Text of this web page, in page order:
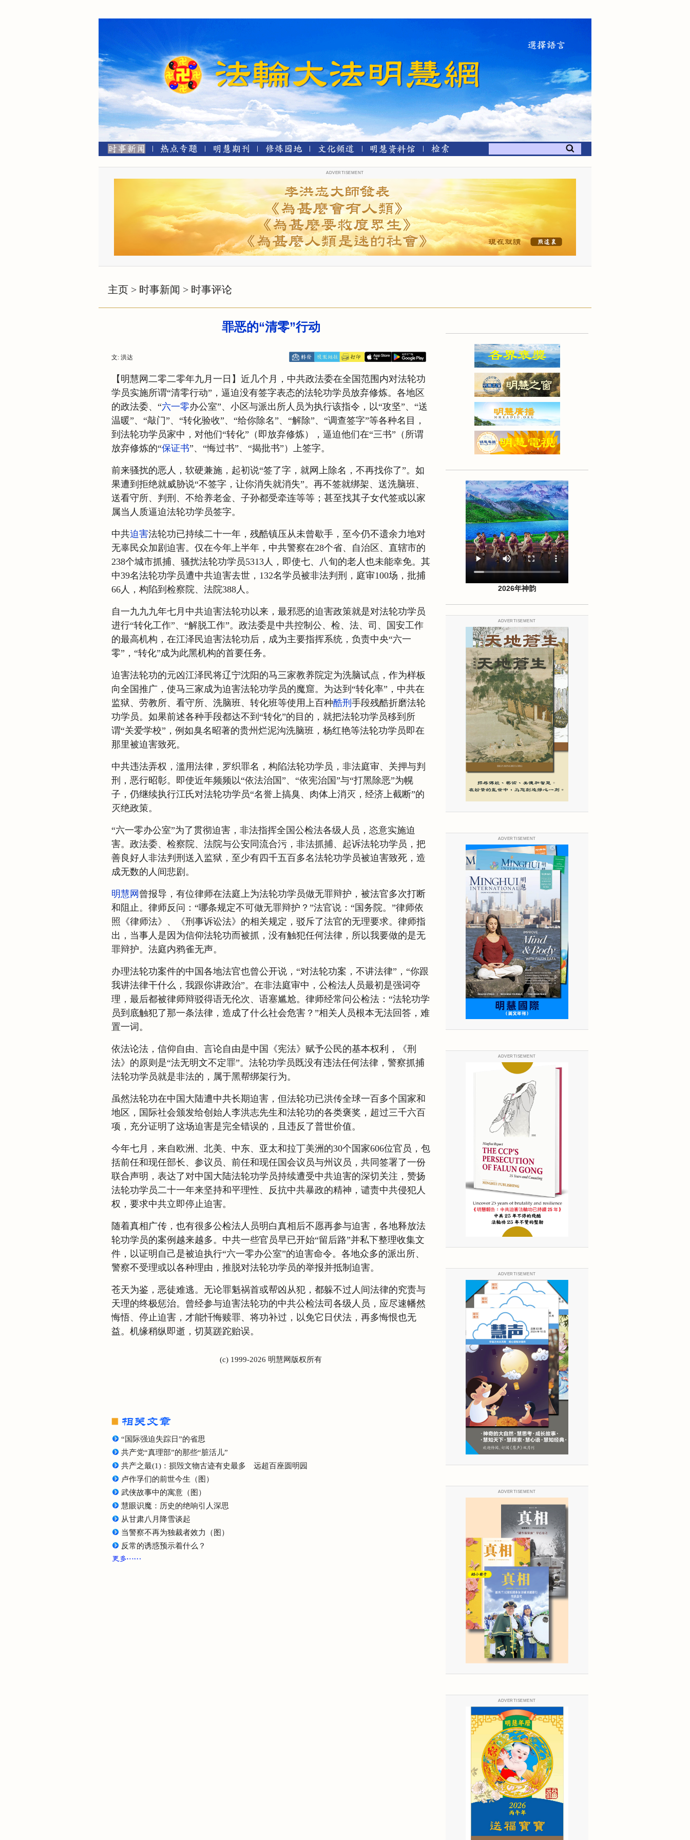
ADVERTISEMENT
主页 > 时事新闻 > 时事评论
罪恶的“清零”行动
文: 洪达
【明慧网二零二零年九月一日】近几个月，中共政法委在全国范围内对法轮功
学员实施所谓“清零行动”，逼迫没有签字表态的法轮功学员放弃修炼。各地区
的政法委、“六一零办公室”、小区与派出所人员为执行该指令，以“攻坚”、“送
温暖”、“敲门”、“转化验收”、“给你除名”、“解除”、“调查签字”等各种名目，
到法轮功学员家中，对他们“转化”（即放弃修炼），逼迫他们在“三书”（所谓
放弃修炼的“保证书”、“悔过书”、“揭批书”）上签字。
前来骚扰的恶人，软硬兼施，起初说“签了字，就网上除名，不再找你了”。如
果遭到拒绝就威胁说“不签字，让你消失就消失”。再不签就绑架、送洗脑班、
送看守所、判刑、不给养老金、子孙都受牵连等等；甚至找其子女代签或以家
属当人质逼迫法轮功学员签字。
中共迫害法轮功已持续二十一年，残酷镇压从未曾歇手，至今仍不遗余力地对
无辜民众加剧迫害。仅在今年上半年，中共警察在28个省、自治区、直辖市的
238个城市抓捕、骚扰法轮功学员5313人，即使七、八旬的老人也未能幸免。其
中39名法轮功学员遭中共迫害去世，132名学员被非法判刑，庭审100场，批捕
66人，构陷到检察院、法院388人。
自一九九九年七月中共迫害法轮功以来，最邪恶的迫害政策就是对法轮功学员
进行“转化工作”、“解脱工作”。政法委是中共控制公、检、法、司、国安工作
的最高机构，在江泽民迫害法轮功后，成为主要指挥系统，负责中央“六一
零”，“转化”成为此黑机构的首要任务。
迫害法轮功的元凶江泽民将辽宁沈阳的马三家教养院定为洗脑试点，作为样板
向全国推广，使马三家成为迫害法轮功学员的魔窟。为达到“转化率”，中共在
监狱、劳教所、看守所、洗脑班、转化班等使用上百种酷刑 手段残酷折磨法轮
功学员。如果前述各种手段都达不到“转化”的目的，就把法轮功学员移到所
谓“关爱学校”，例如臭名昭著的贵州烂泥沟洗脑班，杨红艳等法轮功学员即在
那里被迫害致死。
中共违法弄权，滥用法律，罗织罪名，构陷法轮功学员，非法庭审、关押与判
刑，恶行昭彰。即使近年频频以“依法治国”、“依宪治国”与“打黑除恶”为幌
子，仍继续执行江氏对法轮功学员“名誉上搞臭、肉体上消灭，经济上截断”的
灭绝政策。
“六一零办公室”为了贯彻迫害，非法指挥全国公检法各级人员，恣意实施迫
害。政法委、检察院、法院与公安同流合污，非法抓捕、起诉法轮功学员，把
善良好人非法判刑送入监狱，至少有四千五百多名法轮功学员被迫害致死，造
成无数的人间悲剧。
明慧网 曾报导，有位律师在法庭上为法轮功学员做无罪辩护，被法官多次打断
和阻止。律师反问：“哪条规定不可做无罪辩护？”法官说：“国务院。”律师依
照《律师法》、《刑事诉讼法》的相关规定，驳斥了法官的无理要求。律师指
出，当事人是因为信仰法轮功而被抓，没有触犯任何法律，所以我要做的是无
罪辩护。法庭内鸦雀无声。
办理法轮功案件的中国各地法官也曾公开说，“对法轮功案，不讲法律”，“你跟
我讲法律干什么，我跟你讲政治”。在非法庭审中，公检法人员最初是强词夺
理，最后都被律师辩驳得语无伦次、语塞尴尬。律师经常问公检法：“法轮功学
员到底触犯了那一条法律，造成了什么社会危害？”相关人员根本无法回答，难
置一词。
依法论法，信仰自由、言论自由是中国《宪法》赋予公民的基本权利，《刑
法》的原则是“法无明文不定罪”。法轮功学员既没有违法任何法律，警察抓捕
法轮功学员就是非法的，属于黑帮绑架行为。
虽然法轮功在中国大陆遭中共长期迫害，但法轮功已洪传全球一百多个国家和
地区，国际社会颁发给创始人李洪志先生和法轮功的各类褒奖，超过三千六百
项，充分证明了这场迫害是完全错误的，且违反了普世价值。
今年七月，来自欧洲、北美、中东、亚太和拉丁美洲的30个国家606位官员，包
括前任和现任部长、参议员、前任和现任国会议员与州议员，共同签署了一份
联合声明，表达了对中国大陆法轮功学员持续遭受中共迫害的深切关注，赞扬
法轮功学员二十一年来坚持和平理性、反抗中共暴政的精神，谴责中共侵犯人
权，要求中共立即停止迫害。
随着真相广传，也有很多公检法人员明白真相后不愿再参与迫害，各地释放法
轮功学员的案例越来越多。中共一些官员早已开始“留后路”并私下整理收集文
件，以证明自己是被迫执行“六一零办公室”的迫害命令。各地众多的派出所、
警察不受理或以各种理由，推脱对法轮功学员的举报并抵制迫害。
苍天为鉴，恶徒难逃。无论罪魁祸首或帮凶从犯，都躲不过人间法律的究责与
天理的终极惩治。曾经参与迫害法轮功的中共公检法司各级人员，应尽速幡然
悔悟、停止迫害，才能忏悔赎罪、将功补过，以免它日伏法，再多悔恨也无
益。机缘稍纵即逝，切莫蹉跎贻误。
(c) 1999-2026 明慧网版权所有
“国际强迫失踪日”的省思
共产党“真理部”的那些“脏活儿”
共产之最(1)：损毁文物古迹有史最多 远超百座圆明园
卢作孚们的前世今生（图）
武侠故事中的寓意（图）
慧眼识魔：历史的绝响引人深思
从甘肃八月降雪谈起
当警察不再为独裁者效力（图）
反常的诱惑预示着什么？
2026年神韵
ADVERTISEMENT
ADVERTISEMENT
ADVERTISEMENT
ADVERTISEMENT
ADVERTISEMENT
ADVERTISEMENT